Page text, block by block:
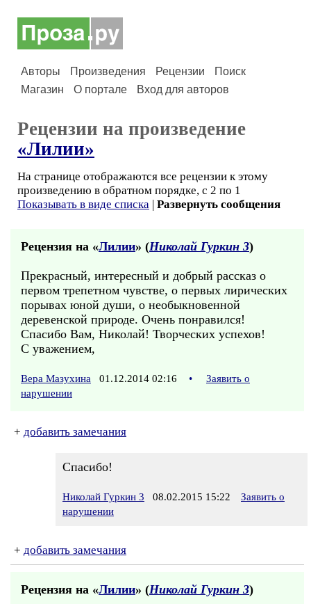
Авторы Произведения Рецензии
Поиск
Магазин
О портале Вход для авторов
Рецензии на произведение
«Лилии»
На странице отображаются все рецензии к этому
произведению в обратном порядке, с 2 по 1
Показывать в виде списка | Развернуть сообщения
Рецензия на «Лилии» (Николай Гуркин 3)
Прекрасный, интересный и добрый рассказ о
первом трепетном чувстве, о первых лирических
порывах юной души, о необыкновенной
деревенской природе. Очень понравился!
Спасибо Вам, Николай! Творческих успехов!
С уважением,
Вера Мазухина 01.12.2014 02:16 •
Заявить о
нарушении
+ добавить замечания
Спасибо!
Николай Гуркин 3 08.02.2015 15:22
Заявить о
нарушении
+ добавить замечания
Рецензия на «Лилии» (Николай Гуркин 3)